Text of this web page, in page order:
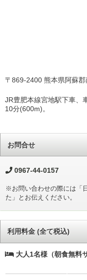
〒869-2400 熊本県阿蘇
JR豊肥本線宮地駅下車、
10分(600m)。
お問合せ
0967-44-0157
※お問い合わせの際には「
た」とお伝えください。
利用料金 (全て税込)
大人1名様（朝食無料